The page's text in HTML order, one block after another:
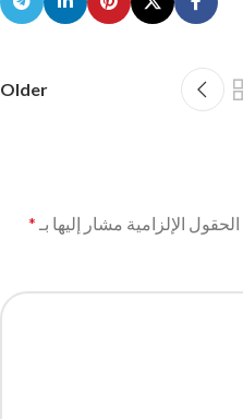
Older
الحقول الإلزامية مشار إليها بـ *